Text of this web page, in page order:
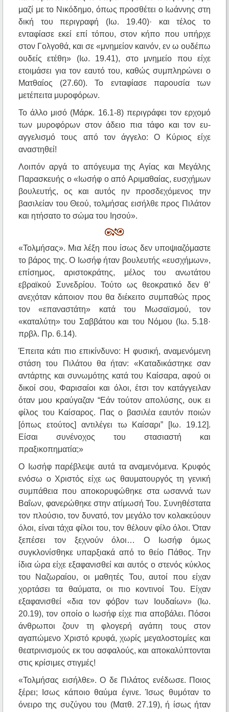
μαζί με το Νικόδημο, όπως προσθέτει ο Ιωάννης στη
δική του περιγραφή (Ιω. 19.40)· και τέλος το
ενταφίασε εκεί επί τόπου, στον κήπο που υπήρχε
στον Γολγοθά, και σε «μνημείον καινόν, εν ω ουδέπω
ουδείς ετέθη» (Ιω. 19.41), στο μνημείο που είχε
ετοιμάσει για τον εαυτό του, καθώς συμπληρώνει ο
Ματθαίος (27.60). Το ενταφίασε παρουσία των
μετέπειτα μυροφόρων.
Το άλλο μισό (Μάρκ. 16.1-8) περιγράφει τον ερχομό
των μυροφόρων στον άδειο πια τάφο και τον ευ-
αγγελισμό τους από τον άγγελο: Ο Κύριος είχε
αναστηθεί!
Λοιπόν αργά το απόγευμα της Αγίας και Μεγάλης
Παρασκευής ο «Ιωσήφ ο από Αριμαθαίας, ευσχήμων
βουλευτής, ος και αυτός ην προσδεχόμενος την
βασιλείαν του Θεού, τολμήσας εισήλθε προς Πιλάτον
και ητήσατο το σώμα του Ιησού».
«Τολμήσας». Μια λέξη που ίσως δεν υποψιαζόμαστε
το βάρος της. Ο Ιωσήφ ήταν βουλευτής «ευσχήμων»,
επίσημος, αριστοκράτης, μέλος του ανωτάτου
εβραϊκού Συνεδρίου. Τούτο ως θεοκρατικό δεν θ’
ανεχόταν κάποιον που θα διέκειτο συμπαθώς προς
τον «επαναστάτη» κατά του Μωσαϊσμού, τον
«καταλύτη» του Σαββάτου και του Νόμου (Ιω. 5.18·
πρβλ. Πρ. 6.14).
Έπειτα κάτι πιο επικίνδυνο: Η φυσική, αναμενόμενη
στάση του Πιλάτου θα ήταν: «Καταδικάστηκε σαν
αντάρτης και συνωμότης κατά του Καίσαρα, αφού οι
δικοί σου, Φαρισαίοι και όλοι, έτσι τον κατάγγειλαν
όταν μου κραύγαζαν “Εάν τούτον απολύσης, ουκ ει
φίλος του Καίσαρος. Πας ο βασιλέα εαυτόν ποιών
[όπως ετούτος] αντιλέγει τω Καίσαρι” [Ιω. 19.12].
Είσαι συνένοχος του στασιαστή και
πραξικοπηματία;»
O Iωσήφ παρέβλεψε αυτά τα αναμενόμενα. Κρυφός
ενόσω ο Χριστός είχε ως θαυματουργός τη γενική
συμπάθεια που αποκορυφώθηκε στα ωσαννά των
Βαΐων, φανερώθηκε στην ατίμωσή Του. Συνηθέστατα
τον πλούσιο, τον δυνατό, τον μεγάλο τον κολακεύουν
όλοι, είναι τάχα φίλοι του, τον θέλουν φίλο όλοι. Όταν
ξεπέσει τον ξεχνούν όλοι… Ο Ιωσήφ όμως
συγκλονίσθηκε υπαρξιακά από το θείο Πάθος. Την
ίδια ώρα είχε εξαφανισθεί και αυτός ο στενός κύκλος
του Ναζωραίου, οι μαθητές Του, αυτοί που είχαν
χορτάσει τα θαύματα, οι πιο κοντινοί Του. Είχαν
εξαφανισθεί «δια τον φόβον των Ιουδαίων» (Ιω.
20.19), τον οποίο ο Ιωσήφ είχε πια αποβάλει. Πόσοι
άνθρωποι ζουν τη φλογερή αγάπη τους στον
αγαπώμενο Χριστό κρυφά, χωρίς μεγαλοστομίες και
θεατρινισμούς εκ του ασφαλούς, και αποκαλύπτονται
στις κρίσιμες στιγμές!
«Τολμήσας εισήλθε». Ο δε Πιλάτος ενέδωσε. Ποιος
ξέρει; Ισως κάποιο θαύμα έγινε. Ίσως θυμόταν το
όνειρο της συζύγου του (Ματθ. 27.19), ή ίσως ήταν